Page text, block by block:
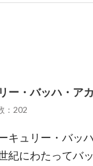
ー・バッハ・ア
：202
キュリー・バッ
紀にわたってバ